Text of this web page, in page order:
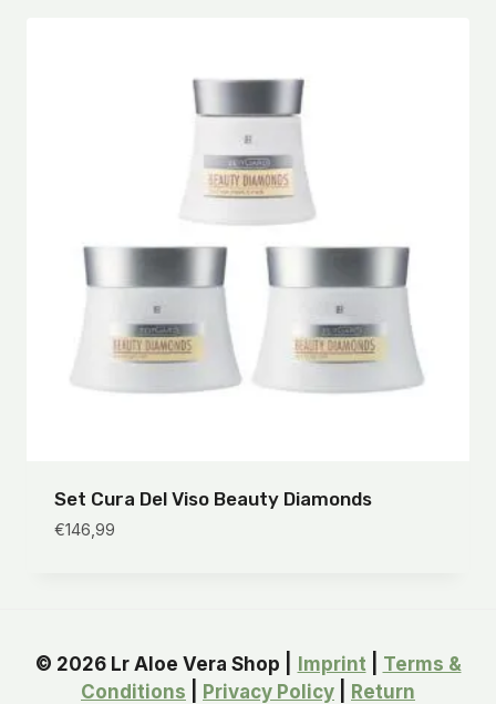
Set Cura Del Viso Beauty Diamonds
€146,99
© 2026 Lr Aloe Vera Shop | Imprint
Terms &
Conditions
Privacy Policy Return